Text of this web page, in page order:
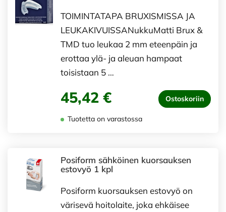
TOIMINTATAPA BRUXISMISSA JA
LEUKAKIVUISSANukkuMatti Brux &
TMD tuo leukaa 2 mm eteenpäin ja
erottaa ylä- ja aleuan hampaat
toisistaan 5 …
45,42 € Ostoskoriin
Tuotetta on varastossa
Posiform sähköinen kuorsauksen
estovyö 1 kpl
Posiform kuorsauksen estovyö on
värisevä hoitolaite, joka ehkäisee